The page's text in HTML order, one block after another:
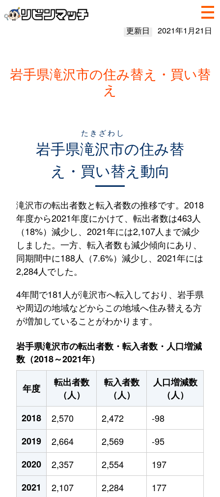
更新日 2021年1月21日
岩手県滝沢市の住み替え・買い替
え
岩手県滝沢市
たきざわし
の住み替
え・買い替え動向
滝沢市の転出者数と転入者数の推移です。2018
年度から2021年度にかけて、転出者数は463人
（18%）減少し、2021年には2,107人まで減少
しました。一方、転入者数も減少傾向にあり、
同期間中に188人（7.6%）減少し、2021年には
2,284人でした。
4年間で181人が滝沢市へ転入しており、岩手県
や周辺の地域などからこの地域へ住み替える方
が増加していることがわかります。
岩手県滝沢市の転出者数・転入者数・人口増減
数（2018～2021年）
年度
転出者数
（人）
転入者数
（人）
人口増減数
（人）
2018
2,570 2,472
-98
2019
2,664 2,569
-95
2020
2,357 2,554
197
2021
2,107 2,284 177